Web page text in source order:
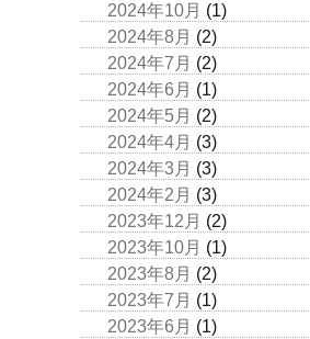
2024年10月 (1)
2024年8月 (2)
2024年7月 (2)
2024年6月 (1)
2024年5月 (2)
2024年4月 (3)
2024年3月 (3)
2024年2月 (3)
2023年12月 (2)
2023年10月 (1)
2023年8月 (2)
2023年7月 (1)
2023年6月 (1)